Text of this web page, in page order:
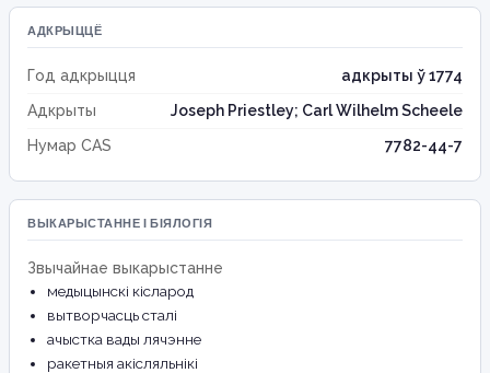
АДКРЫЦЦЁ
Год адкрыцця
адкрыты ў 1774
Адкрыты
Joseph Priestley; Carl Wilhelm Scheele
Нумар CAS
7782-44-7
ВЫКАРЫСТАННЕ І БІЯЛОГІЯ
Звычайнае выкарыстанне
медыцынскі кісларод
вытворчасць сталі
ачыстка вады лячэнне
ракетныя акісляльнікі